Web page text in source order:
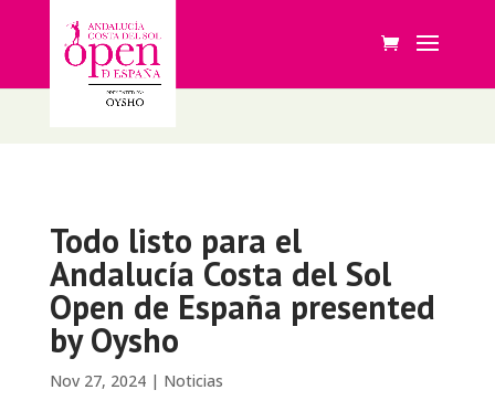
Todo listo para el
Andalucía Costa del Sol
Open de España presented
by Oysho
Nov 27, 2024| Noticias